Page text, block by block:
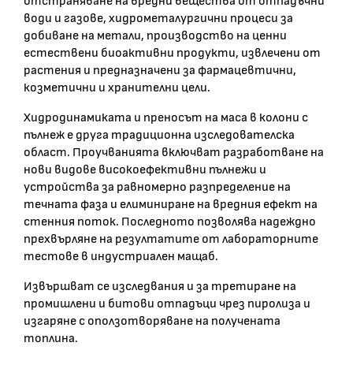
води и газове, хидрометалургични процеси за
добиване на метали, производство на ценни
естествени биоактивни продукти, извлечени от
растения и предназначени за фармацевтични,
козметични и хранителни цели.
Хидродинамиката и преносът на маса в колони с
пълнеж е друга традиционна изследователска
област. Проучванията включват разработване на
нови видове високоефективни пълнежи и
устройства за равномерно разпределение на
течната фаза и елиминиране на вредния ефект на
стенния поток. Последното позволява надеждно
прехвърляне на резултатите от лабораторните
тестове в индустриален мащаб.
Извършват се изследвания и за третиране на
промишлени и битови отпадъци чрез пиролиза и
изгаряне с оползотворяване на получената
топлина.